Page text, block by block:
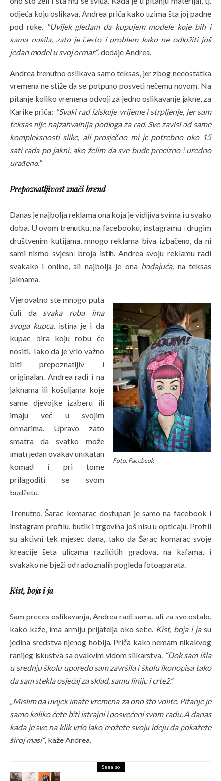
odjeća koju oslikava, Andrea priča kako uzima šta joj padne
pod ruke. “Uvijek gledam da kupujem modele koje bih i
sama nosila, zato je često i problem kako ne odložiti još
jedan model u svoj ormar“, dodaje Andrea.
Andrea trenutno oslikava samo teksas, jer zbog nedostatka
vremena ne stiže da se potpuno posveti nečemu novom. Na
pitanje koliko vremena odvoji za jedno oslikavanje jakne, za
Karike priča: “Svaki rad iziskuje vrijeme i strpljenje, jer sam
teksas nije najzahvalnija podloga za rad. Sve zavisi od same
kompleksnosti slike, ali prosječno mi je potrebno oko 15
sati rada po jakni, ako želim da sve bude precizno i uredno
urađeno.”
Prepoznatljivost znači brend
Danas je najbolja reklama ona koja je vidljiva svima i u svako
doba. U ovom trenutku, na facebooku, instagramu i drugim
društvenim kutijama, mnogo reklama biva izbačeno, da ni
sami nismo svjesni broja istih. Andrea svoju reklamu radi
svakako i online, ali najbolja je ona hodajuća, na teksas
jaknama.
Foto: Facebook
Vjerovatno ste mnogo puta
čuli da svaka roba ima
svoga kupca, istina je i da
kupac bira koju robu će
nositi. Tako da je vrlo važno
biti prepoznatljiv i
originalan. Andrea radi i na
jaknama ili košuljama koje
same djevojke izaberu ili
imaju već u svojim
ormarima. Upravo zato
smatra da svatko može
imati jedan ovakav unikatan
komad i pri tome
prilagoditi se svom
budžetu.
Trenutno, Šarac komarac dostupan je samo na facebook i
instagram profilu, butik i trgovina još nisu u opticaju. Profili
su aktivni tek mjesec dana, tako da Šarac komarac svoje
kreacije šeta ulicama različitih gradova, na kafama, i
svakako ne bježi od radoznalih pogleda fotoaparata.
Kist, boja i ja
Sam proces oslikavanja, Andrea radi sama, ali za sve ostalo,
kako kaže, ima armiju prijatelja oko sebe. Kist, boja i jasu
jedina sredstva njenog hobija. Priča kako nemam nikakvog
ranijeg iskustva sa ovakvim vidom slikarstva. “Dok sam išla
u srednju školu uporedo sam završila i školu ikonopisa tako
da sam stekla osjećaj za sklad, samu liniju i crtež.”
„Mislim da uvijek imate vremena za ono što volite. Pitanje je
samo koliko ćete biti istrajni i posvećeni svom radu. A danas
kada je sve na klik vrlo lako možete svoju ideju da pokažete
široj masi“, kaže Andrea.
See also